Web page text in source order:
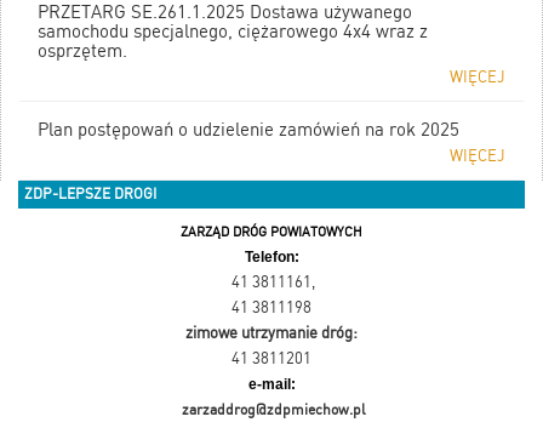
PRZETARG SE.261.1.2025 Dostawa używanego
samochodu specjalnego, ciężarowego 4x4 wraz z
osprzętem.
WIĘCEJ
Plan postępowań o udzielenie zamówień na rok 2025
WIĘCEJ
ZDP-LEPSZE DROGI
ZARZĄD DRÓG POWIATOWYCH
Telefon:
41 3811161 ,
41 3811198
zimowe utrzymanie dróg:
41 3811201
e-mail:
zarzaddrog@zdpmiechow.pl